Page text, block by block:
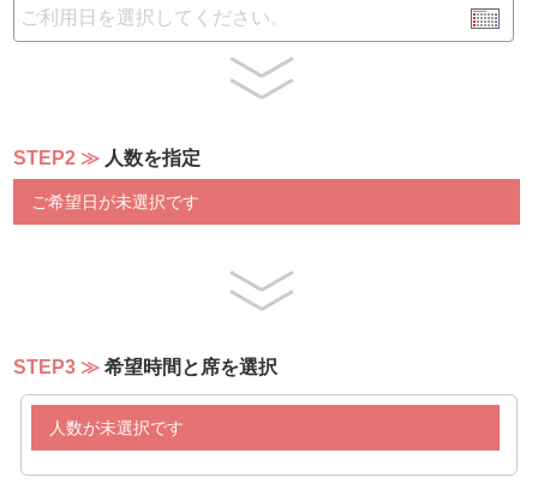
STEP2 人数を指定
ご希望日が未選択です
STEP3 希望時間と席を選択
人数が未選択です